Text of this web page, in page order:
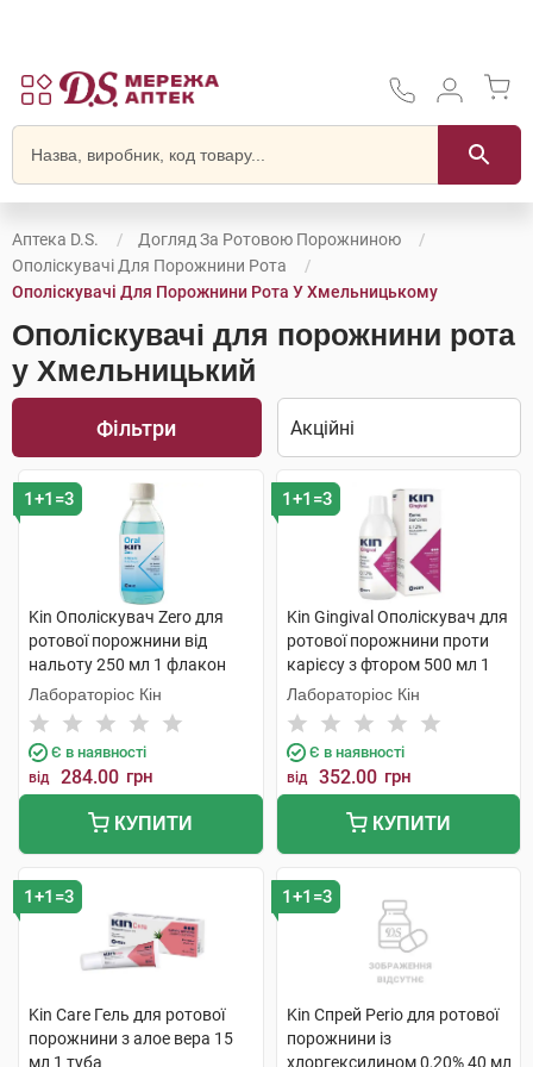
Аптека D.S.
Догляд За Ротовою Порожниною
Ополіскувачі Для Порожнини Рота
Ополіскувачі Для Порожнини Рота У Хмельницькому
Ополіскувачі для порожнини рота
у Хмельницький
Фільтри
1+1=3
Kin Ополіскувач Zero для
ротової порожнини від
нальоту 250 мл 1 флакон
Лабораторіос Кін
Є в наявності
від 284.00 грн
КУПИТИ
1+1=3
Kin Gingival Ополіскувач для
ротової порожнини проти
карієсу з фтором 500 мл 1
флакон
Лабораторіос Кін
Є в наявності
від 352.00 грн
КУПИТИ
1+1=3
Kin Care Гель для ротової
порожнини з алое вера 15
мл 1 туба
1+1=3
Kin Спрей Perio для ротової
порожнини із
хлоргексидином 0,20% 40 мл